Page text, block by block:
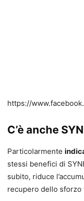
https://
C’è anche
Particolarmente
stessi benefici di
subito, riduce
recupero dello sforzo